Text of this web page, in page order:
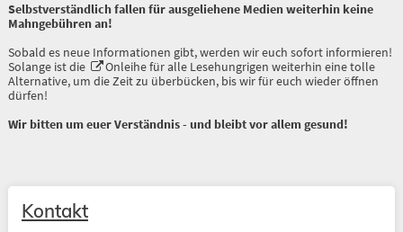
Selbstverständlich fallen für ausgeliehene Medien weiterhin keine
Mahngebühren an!
Sobald es neue Informationen gibt, werden wir euch sofort informieren!
Solange ist die
Onleihefür alle Lesehungrigen weiterhin eine tolle
Alternative, um die Zeit zu überbücken, bis wir für euch wieder öffnen
dürfen!
Wir bitten um euer Verständnis - und bleibt vor allem gesund!
Kontakt